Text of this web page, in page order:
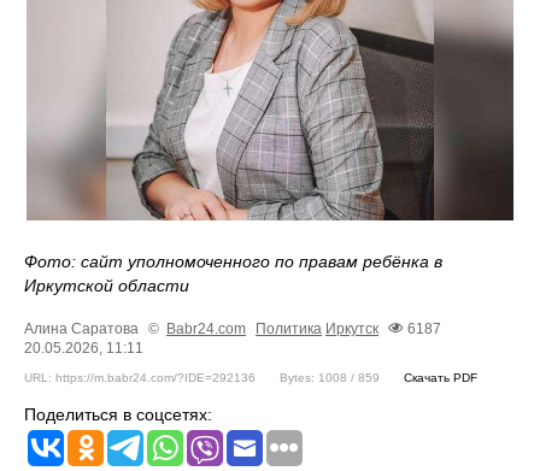
Фото: сайт уполномоченного по правам ребёнка в
Иркутской области
Алина Саратова © Babr24.com Политика Иркутск
6187
20.05.2026, 11:11
URL: https://m.babr24.com/?IDE=292136 Bytes: 1008 / 859 Скачать PDF
Поделиться в соцсетях: